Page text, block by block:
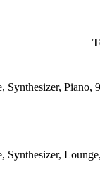
Synthesizer, Piano,
Synthesizer,